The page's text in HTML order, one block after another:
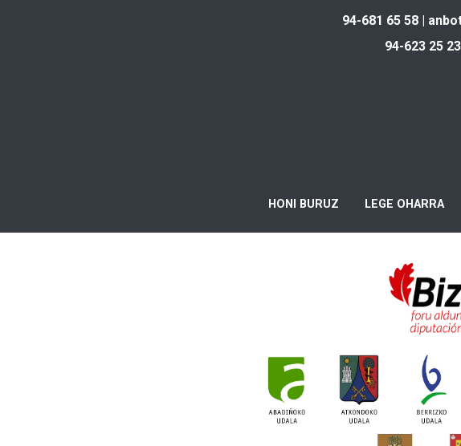
94-681 65 58 |
94-623 25
HONI BURUZ LEGE OHARRA